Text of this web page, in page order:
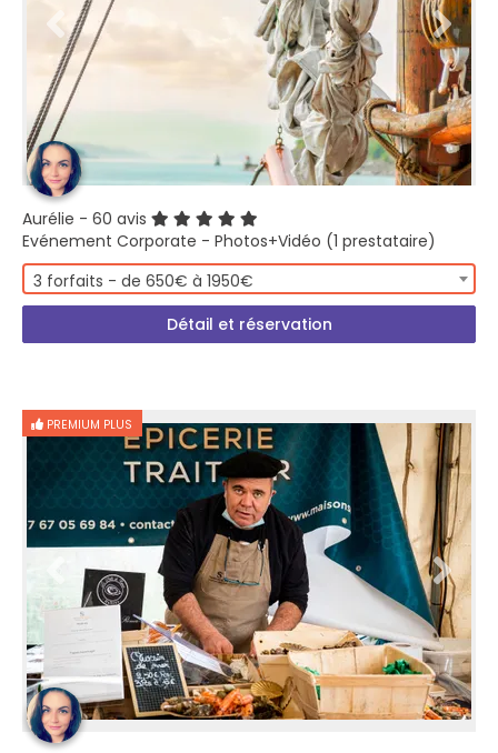
Aurélie - 60 avis
Evénement Corporate - Photos+Vidéo (1 prestataire)
3 forfaits - de 650€ à 1950€
Détail et réservation
PREMIUM PLUS